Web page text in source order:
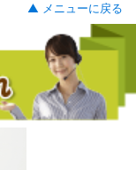
▲ メニューに戻る